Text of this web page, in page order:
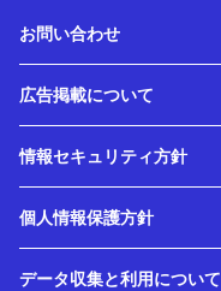
お問い合わせ
広告掲載について
情報セキュリティ方針
個人情報保護方針
データ収集と利用について